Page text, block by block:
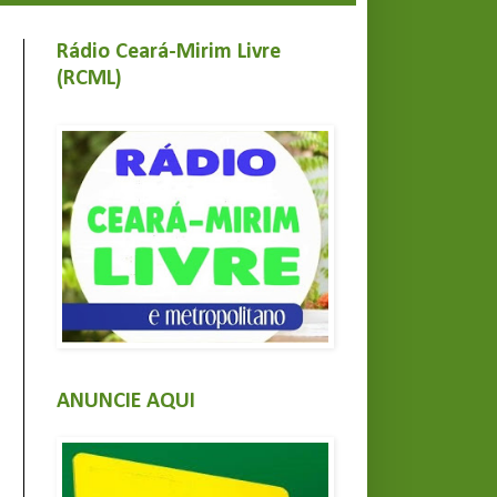
Rádio Ceará-Mirim Livre
(RCML)
ANUNCIE AQUI